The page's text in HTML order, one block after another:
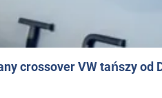
crossover VW tańszy od